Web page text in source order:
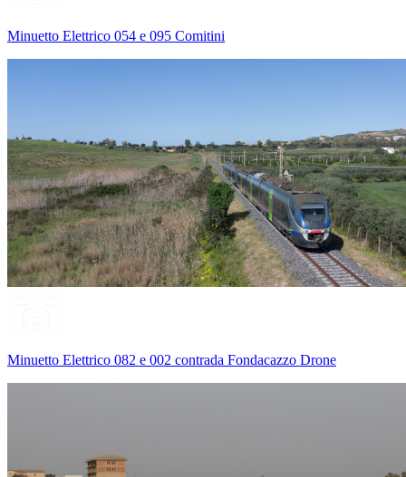
Minuetto Elettrico 054 e 095 Comitini
Minuetto Elettrico 082 e 002 contrada Fondacazzo Drone